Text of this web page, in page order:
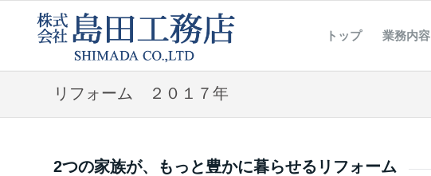
トップ 業務内容
リフォーム ２０１７年
2つの家族が、もっと豊かに暮らせるリフォーム